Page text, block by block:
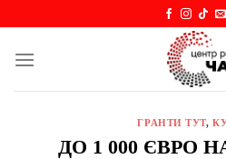
content
ГРАНТИ ТУТ,
ДО 1 000 ЄВРО